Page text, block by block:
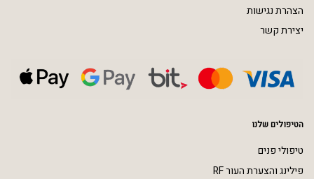
הצהרת נגישות
יצירת קשר
הטיפולים שלנו
טיפולי פנים
פילינג והצערת העור RF